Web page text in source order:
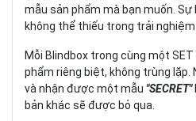
mẫu sản phẩm mà bạn muốn.
không thể thiếu trong trải nghiệm
Mỗi Blindbox trong cùng một
phẩm riêng biệt, không trùng lặp.
và nhận được một mẫu "SECRET"
bản khác sẽ được bỏ qua.